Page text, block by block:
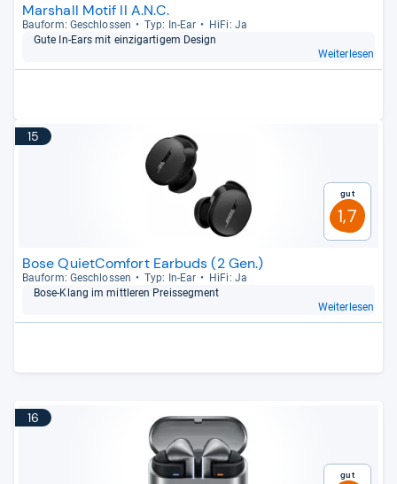
Marshall Motif II A.N.C.
Bau­form: Geschlos­sen Typ: In-​Ear
HiFi: Ja
Gute In-​Ears mit ein­zig­ar­ti­gem Design
Weiterlesen
15
Gut
1,7
Bose QuietComfort Earbuds (2 Gen.)
Bau­form: Geschlos­sen Typ: In-​Ear
HiFi: Ja
Bose-​Klang im mitt­le­ren Preis­seg­ment
Weiterlesen
16
Gut